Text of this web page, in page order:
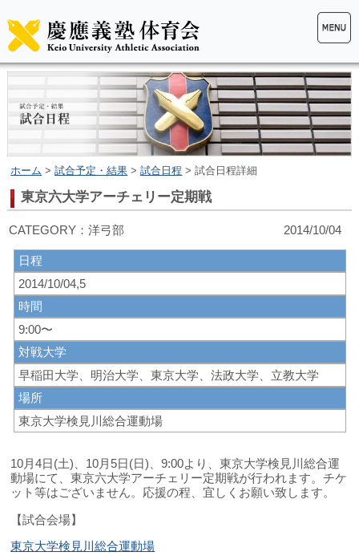
ホーム >試合予定・結果 >試合日程 > 試合日程詳細
東京六大学アーチェリー定期戦
CATEGORY：洋弓部 2014/10/04
日程
2014/10/04,5
時間
9:00〜
対戦大学
早稲田大学、明治大学、東京大学、法政大学、立教大学
場所
東京大学検見川総合運動場
10月4日(土)、10月5日(日)、9:00より、東京大学検見川総合運
動場にて、東京六大学アーチェリー定期戦が行われます。チケ
ット等はございません。応援の程、宜しくお願い致します。
【試合会場】
東京大学検見川総合運動場